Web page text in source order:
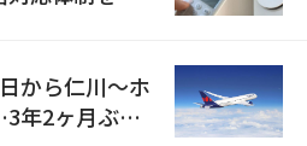
から仁川〜ホ
年2ヶ月ぶり